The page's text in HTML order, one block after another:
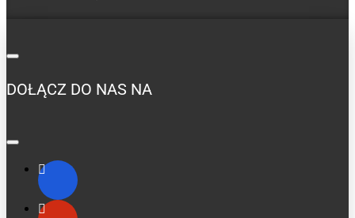
DOŁĄCZ DO NAS NA